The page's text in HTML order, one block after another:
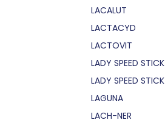
LACALUT
LACTACYD
LACTOVIT
LADY SPEED STICK
LADY SPEED STICK
LAGUNA
LACH-NER